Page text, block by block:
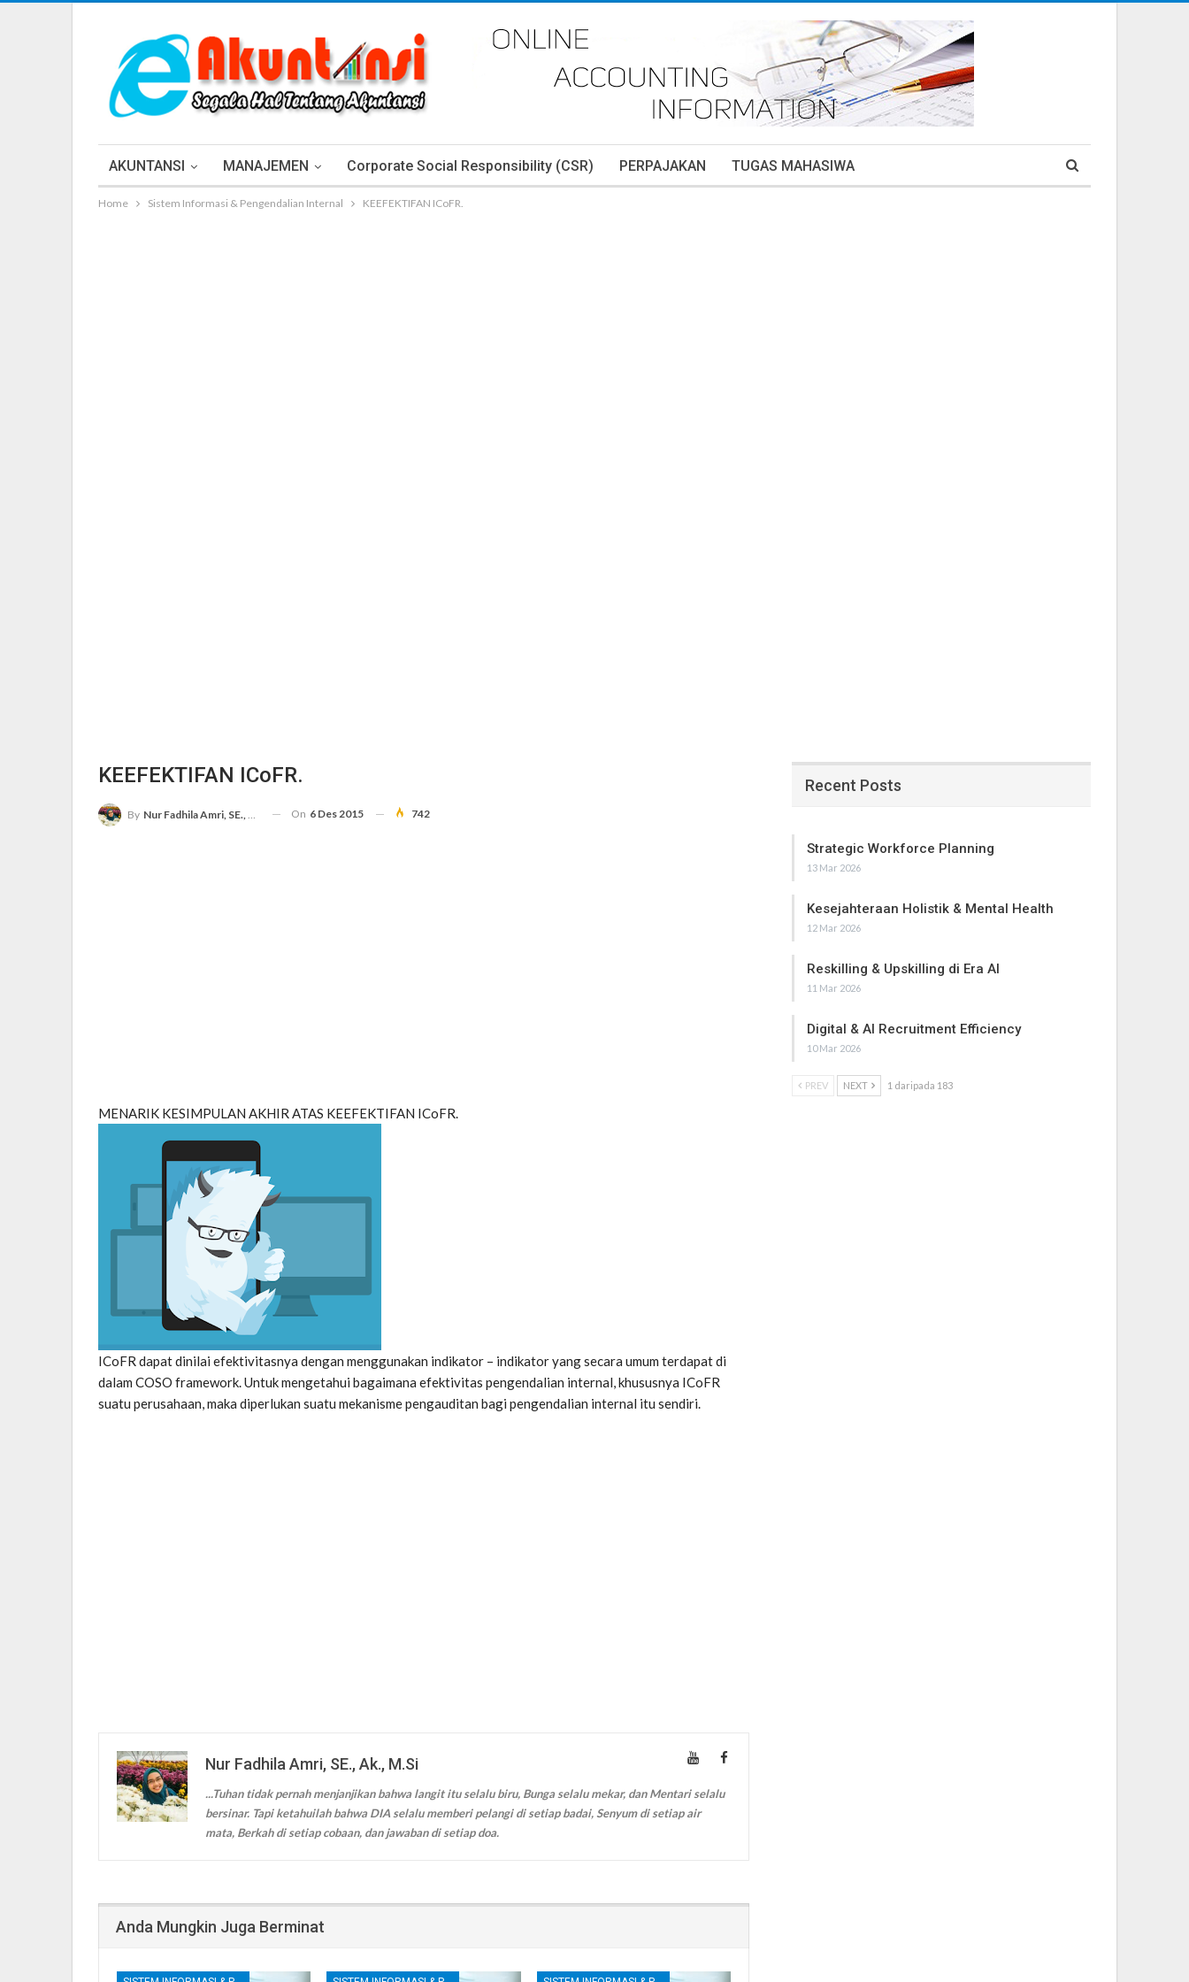
AKUNTANSI MANAJEMEN Corporate Social Responsibility (CSR) PERPAJAKAN TUGAS MAHASIWA
Home Sistem Informasi & Pengendalian Internal KEEFEKTIFAN ICoFR.
KEEFEKTIFAN ICoFR.
By Nur Fadhila Amri, SE., Ak., M.Si On 6 Des 2015 742
MENARIK KESIMPULAN AKHIR ATAS KEEFEKTIFAN ICoFR.
ICoFR dapat dinilai efektivitasnya dengan menggunakan indikator – indikator yang secara umum terdapat di
dalam COSO framework. Untuk mengetahui bagaimana efektivitas pengendalian internal, khususnya ICoFR
suatu perusahaan, maka diperlukan suatu mekanisme pengauditan bagi pengendalian internal itu sendiri.
Nur Fadhila Amri, SE., Ak., M.Si
...Tuhan tidak pernah menjanjikan bahwa langit itu selalu biru, Bunga selalu mekar, dan Mentari selalu
bersinar. Tapi ketahuilah bahwa DIA selalu memberi pelangi di setiap badai, Senyum di setiap air
mata, Berkah di setiap cobaan, dan jawaban di setiap doa.
Anda Mungkin Juga Berminat
Recent Posts
Strategic Workforce Planning
13 Mar 2026
Kesejahteraan Holistik & Mental Health
12 Mar 2026
Reskilling & Upskilling di Era AI
11 Mar 2026
Digital & AI Recruitment Efficiency
10 Mar 2026
PREV NEXT 1 daripada 183